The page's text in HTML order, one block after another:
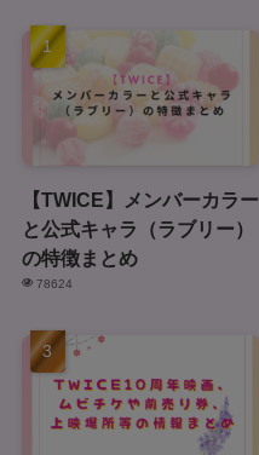
【TWICE】メンバーカラー
と公式キャラ（ラブリー）
の特徴まとめ
78624